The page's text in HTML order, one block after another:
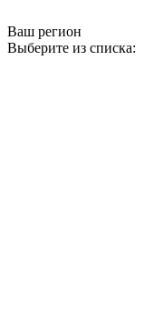
Ваш регион
Выберите из списка: